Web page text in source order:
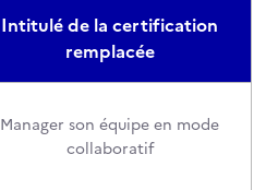
Intitulé de la certification
remplacée
Manager son équipe en mode
collaboratif